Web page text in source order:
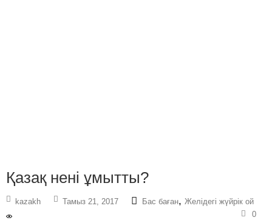
Қазақ нені ұмытты?
kazakh Тамыз 21, 2017 Бас баған, Желідегі жүйрік ой
0